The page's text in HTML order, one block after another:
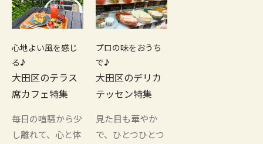
心地よい風を感じ
る♪
大田区のテラス
席カフェ特集
毎日の喧騒から少
し離れて、心と体
プロの味をおうち
で♪
大田区のデリカ
テッセン特集
見た目も華やか
で、ひとつひとつ